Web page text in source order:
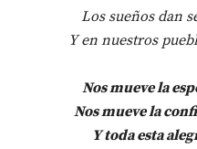
Los sueños dan
Y en nuestros
Nos mueve la
Nos mueve la
Y toda esta